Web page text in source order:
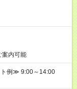
内可能